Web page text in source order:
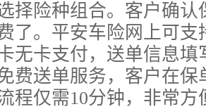
择险种组合。客户确
了。平安车险网上可支
无卡支付，送单信息
费送单服务，客户在
程仅需10分钟，非常